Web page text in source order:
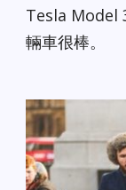
Tesla Model
輛車很棒。